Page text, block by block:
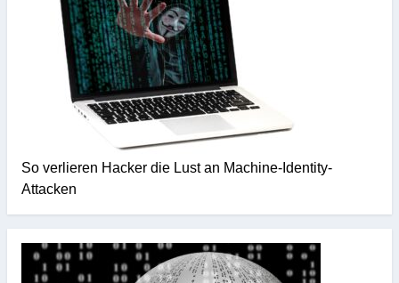
So verlieren Hacker die Lust an Machine-Identity-
Attacken